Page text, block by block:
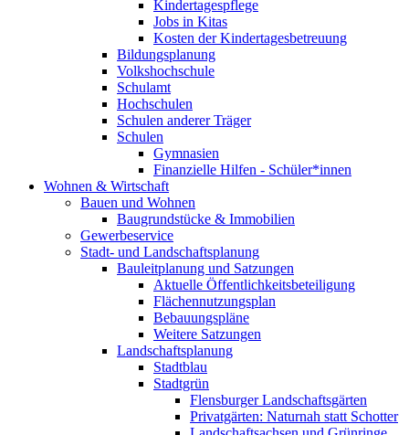
Kindertagespflege
Jobs in Kitas
Kosten der Kindertagesbetreuung
Bildungsplanung
Volkshochschule
Schulamt
Hochschulen
Schulen anderer Träger
Schulen
Gymnasien
Finanzielle Hilfen - Schüler*innen
Wohnen & Wirtschaft
Bauen und Wohnen
Baugrundstücke & Immobilien
Gewerbeservice
Stadt- und Landschaftsplanung
Bauleitplanung und Satzungen
Aktuelle Öffentlichkeitsbeteiligung
Flächennutzungsplan
Bebauungspläne
Weitere Satzungen
Landschaftsplanung
Stadtblau
Stadtgrün
Flensburger Landschaftsgärten
Privatgärten: Naturnah statt Schotter